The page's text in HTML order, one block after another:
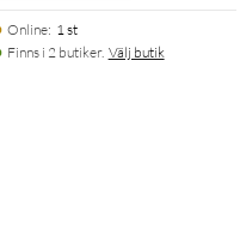
Online: 1 st
Finns i 2 butiker. Välj butik